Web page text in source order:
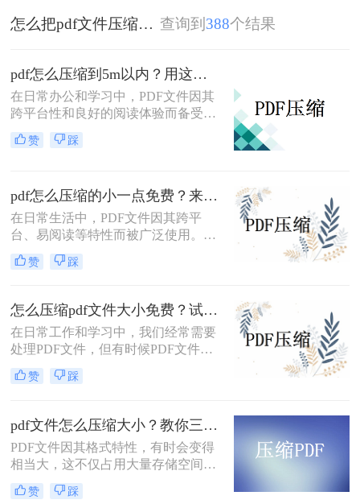
怎么把pdf文件压缩到5m以下 查询到 388个结果
pdf怎么压缩到5m以内？用这二种压缩方法！
在日常办公和学习中，PDF文件因其
跨平台性和良好的阅读体验而备受欢
迎。然而，有时PDF文件过大，不仅
占用存储空间，还会影响传输速度。
的方法。
赞 踩
pdf怎么压缩的小一点免费？来试试这二种压缩方法！
在日常生活中，PDF文件因其跨平
台、易阅读等特性而被广泛使用。然
而，当PDF文件体积过大时，会给存
储和传输带来诸多不便。那么pdf怎么
种免费且实用的PDF压缩方法。
赞 踩
怎么压缩pdf文件大小免费？试试这二种压缩方法！
在日常工作和学习中，我们经常需要
处理PDF文件，但有时候PDF文件过
大，不便于传输和存储。那么怎么压
缩pdf文件大小免费呢？本文将介绍两
赞 踩
pdf文件怎么压缩大小？教你三种实用压缩方法！
PDF文件因其格式特性，有时会变得
相当大，这不仅占用大量存储空间，
还可能影响传输速度。那么pdf文件怎
么压缩大小呢？本文将介绍三种有效
赞 踩